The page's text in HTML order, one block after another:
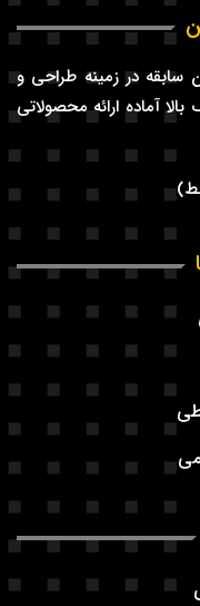
سابقه در زمینه طراحی و
آماده ارائه محصولاتی